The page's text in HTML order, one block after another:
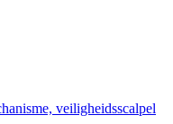
veiligheidsscalpel